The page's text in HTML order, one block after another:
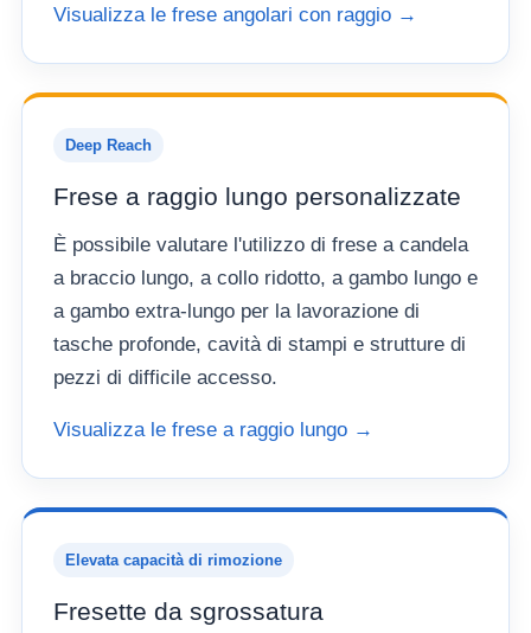
Visualizza le frese angolari con raggio →
Deep Reach
Frese a raggio lungo personalizzate
È possibile valutare l'utilizzo di frese a candela
a braccio lungo, a collo ridotto, a gambo lungo e
a gambo extra-lungo per la lavorazione di
tasche profonde, cavità di stampi e strutture di
pezzi di difficile accesso.
Visualizza le frese a raggio lungo →
Elevata capacità di rimozione
Fresette da sgrossatura